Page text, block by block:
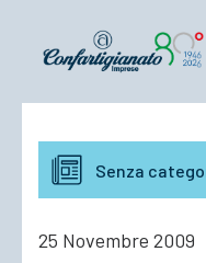
Notizie e Documenti
Confartigianato
Senza
25 Novembre 2009